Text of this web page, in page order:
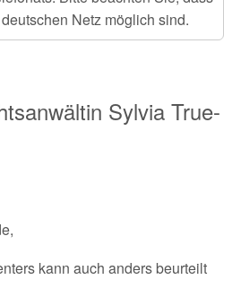
Netz möglich sind.
Sylvia True-
kann auch anders beurteilt